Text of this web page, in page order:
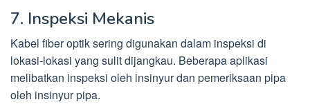
7. Inspeksi Mekanis
Kabel fiber optik sering digunakan dalam inspeksi di
lokasi-lokasi yang sulit dijangkau. Beberapa aplikasi
melibatkan inspeksi oleh insinyur dan pemeriksaan pipa
oleh insinyur pipa.